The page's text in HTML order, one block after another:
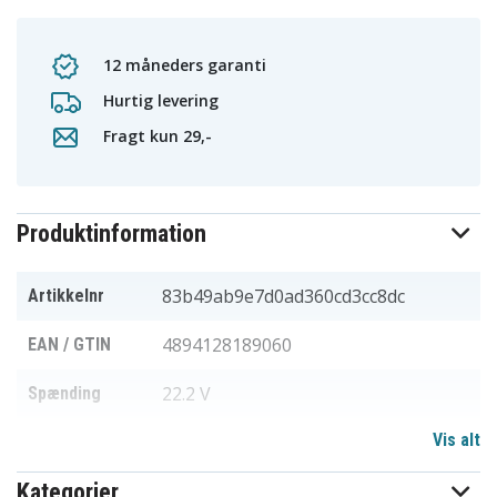
12 måneders garanti
Hurtig levering
Fragt kun 29,-
Produktinformation
Artikkelnr 83b49ab9e7d0ad360cd3cc8dc
EAN / GTIN 4894128189060
Spænding 22.2 V
Mål
Vis alt